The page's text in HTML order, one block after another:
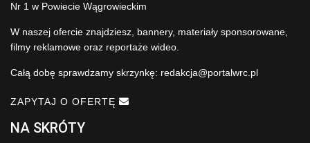
Nr 1 w Powiecie Wągrowieckim
W naszej ofercie znajdziesz, bannery, materiały sponsorowane,
filmy reklamowe oraz reportaże wideo.
Całą dobę sprawdzamy skrzynkę: redakcja@portalwrc.pl
ZAPYTAJ O OFERTĘ
NA SKRÓTY